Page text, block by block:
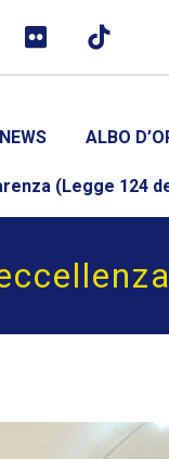
NEWS ALBO
(Legge 124